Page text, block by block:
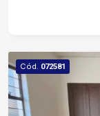
Cód. 072581